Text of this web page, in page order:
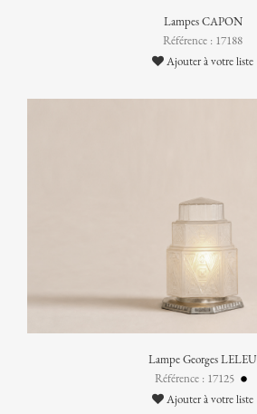
Lampes CAPON
Référence : 17188
Ajouter à votre liste
Lampe Georges LELEU
Référence : 17125
Ajouter à votre liste